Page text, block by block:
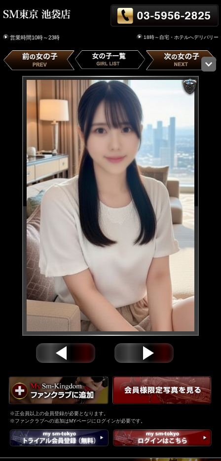
営業時間10時～23時 18時～自宅・ホテルへデリバリー
※正会員以上の会員登録が必要となります。
※ファンクラブへの追加はMYページにログインが必要です。